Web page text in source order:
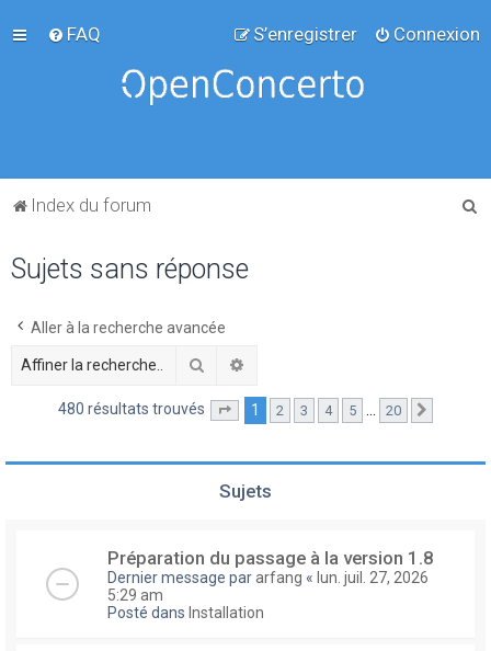
FAQ Connexion
S’enregistrer
Index du forum
Sujets sans réponse
Aller à la recherche avancée
Rechercher
480 résultats trouvés Page sur20
1 2 3 4 5 … 20
Sujets
Préparation du passage à la version 1.8
Dernier message pararfang « lun. juil. 27, 2026
5:29 am
Posté dans Installation